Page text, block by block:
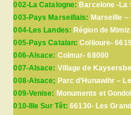
002-La Catalogne: Barcelone -La
003-Pays Marseillais: Marseille
004-Les Landes: Région de
005-Pays Catalan:Collioure-
006-Alsace: Colmar- 68000
007-Alsace: Village de
008-Alsace; Parc d’Hunawihr –
009-Venise: Monuments et
010-Ille Sur Têt:66130- Les